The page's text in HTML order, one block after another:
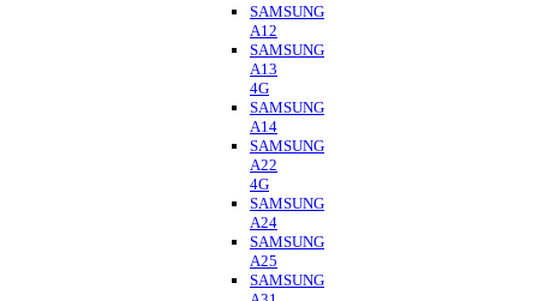
SAMSUNG
A12
SAMSUNG
A13
4G
SAMSUNG
A14
SAMSUNG
A22
4G
SAMSUNG
A24
SAMSUNG
A25
SAMSUNG